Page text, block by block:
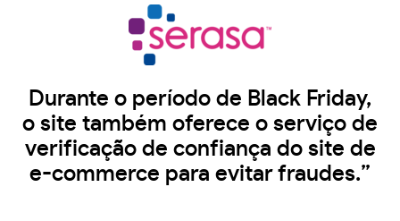
Durante o período de Black Friday,
o site também oferece o serviço de
verificação de confiança do site de
e-commerce para evitar fraudes.”